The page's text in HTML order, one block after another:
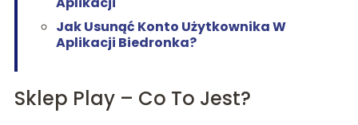
Jak Usunąć Konto Użytkownika W
Aplikacji Biedronka?
Sklep Play – Co To Jest?